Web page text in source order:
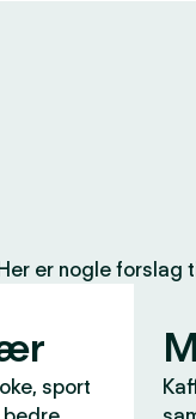
er nogle
sport